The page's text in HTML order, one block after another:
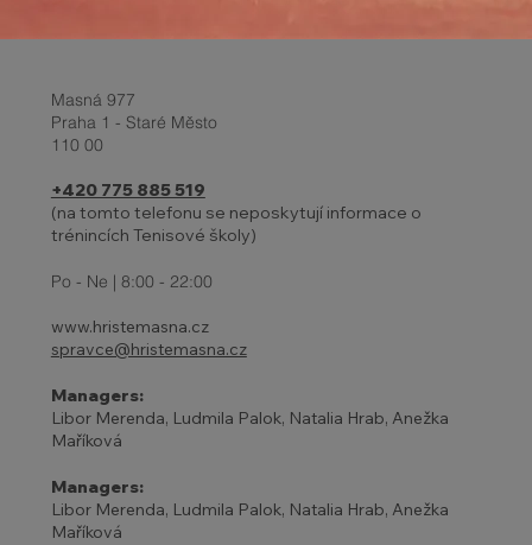
Masná 977
Praha 1 - Staré Město
110 00
+420 775 885 519
(na tomto telefonu se neposkytují informace o
trénincích Tenisové školy)
Po - Ne | 8:00 - 22:00
www.hristemasna.cz
spravce@hristemasna.cz
Managers:
Libor Merenda, Ludmila Palok, Natalia Hrab, Anežka
Maříková
Managers:
Libor Merenda, Ludmila Palok, Natalia Hrab, Anežka
Maříková